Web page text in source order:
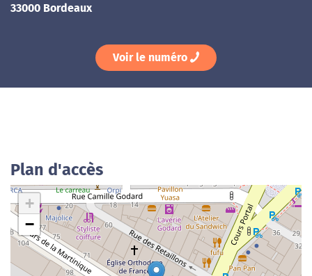
33000 Bordeaux
Voir le numéro
Plan d'accès
+
−